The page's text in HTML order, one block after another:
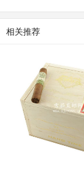
相关推荐